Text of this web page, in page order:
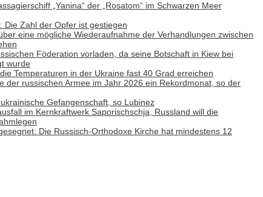
„Yanina“ der „Rosatom“ im Schwarzen Meer
Die Zahl der Opfer ist gestiegen
eine mögliche Wiederaufnahme der Verhandlungen zwischen
Föderation vorladen, da seine Botschaft in Kiew bei
wurde
Temperaturen in der Ukraine fast 40 Grad erreichen
der russischen Armee im Jahr 2026 ein Rekordmonat, so der
Gefangenschaft, so Lubinez
im Kernkraftwerk Saporischschja, Russland will die
Die Russisch-Orthodoxe Kirche hat mindestens 12